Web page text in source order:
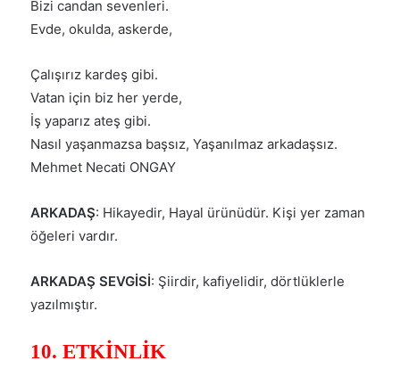
Bizi candan sevenleri.
Evde, okulda, askerde,
Çalışırız kardeş gibi.
Vatan için biz her yerde,
İş yaparız ateş gibi.
Nasıl yaşanmazsa başsız, Yaşanılmaz arkadaşsız.
Mehmet Necati ONGAY
ARKADAŞ: Hikayedir, Hayal ürünüdür. Kişi yer zaman
öğeleri vardır.
ARKADAŞ SEVGİSİ: Şiirdir, kafiyelidir, dörtlüklerle
yazılmıştır.
10. ETKİNLİK